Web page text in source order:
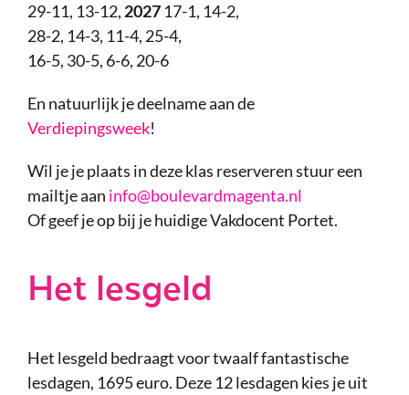
29-11, 13-12, 202717-1, 14-2,
28-2, 14-3, 11-4, 25-4,
16-5, 30-5, 6-6, 20-6
En natuurlijk je deelname aan de
Verdiepingsweek!
Wil je je plaats in deze klas reserveren stuur een
mailtje aan info@boulevardmagenta.nl
Of geef je op bij je huidige Vakdocent Portet.
Het lesgeld
Het lesgeld bedraagt voor twaalf fantastische
lesdagen, 1695 euro. Deze 12 lesdagen kies je uit